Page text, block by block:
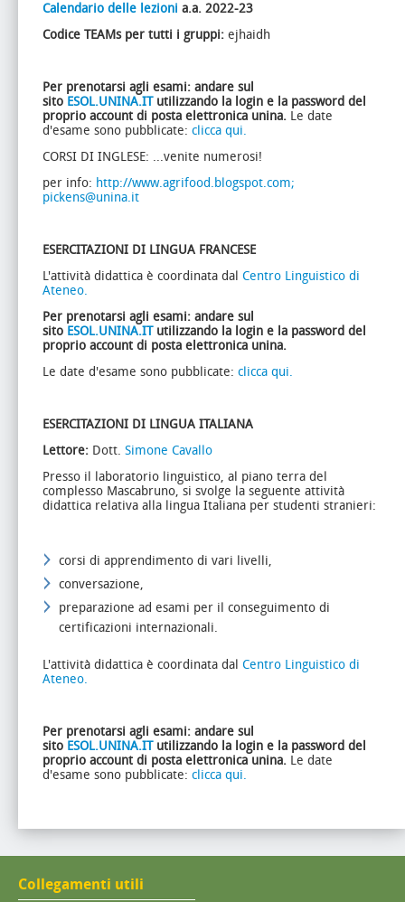
Calendario delle lezioni a.a. 2022-23
Codice TEAMs per tutti i gruppi: ejhaidh
Per prenotarsi agli esami: andare sul
sito ESOL.UNINA.ITutilizzando la login e la password del
proprio account di posta elettronica unina. Le date
d'esame sono pubblicate: clicca qui.
CORSI DI INGLESE: ...venite numerosi!
per info: http://www.agrifood.blogspot.com;
pickens@unina.it
ESERCITAZIONI DI LINGUA FRANCESE
L'attività didattica è coordinata dal Centro Linguistico di
Ateneo.
Per prenotarsi agli esami: andare sul
sito ESOL.UNINA.ITutilizzando la login e la password del
proprio account di posta elettronica unina.
Le date d'esame sono pubblicate: clicca qui.
ESERCITAZIONI DI LINGUA ITALIANA
Lettore: Dott. Simone Cavallo
Presso il laboratorio linguistico, al piano terra del
complesso Mascabruno, si svolge la seguente attività
didattica relativa alla lingua Italiana per studenti stranieri:
corsi di apprendimento di vari livelli,
conversazione,
preparazione ad esami per il conseguimento di
certificazioni internazionali.
L'attività didattica è coordinata dal Centro Linguistico di
Ateneo.
Per prenotarsi agli esami: andare sul
sito ESOL.UNINA.ITutilizzando la login e la password del
proprio account di posta elettronica unina. Le date
d'esame sono pubblicate: clicca qui.
Collegamenti utili